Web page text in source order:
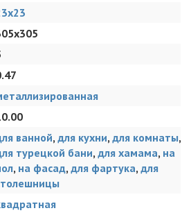
ванной, для кухни, для комнаты,
турецкой бани, для хамама, на
, на фасад, для фартука, для